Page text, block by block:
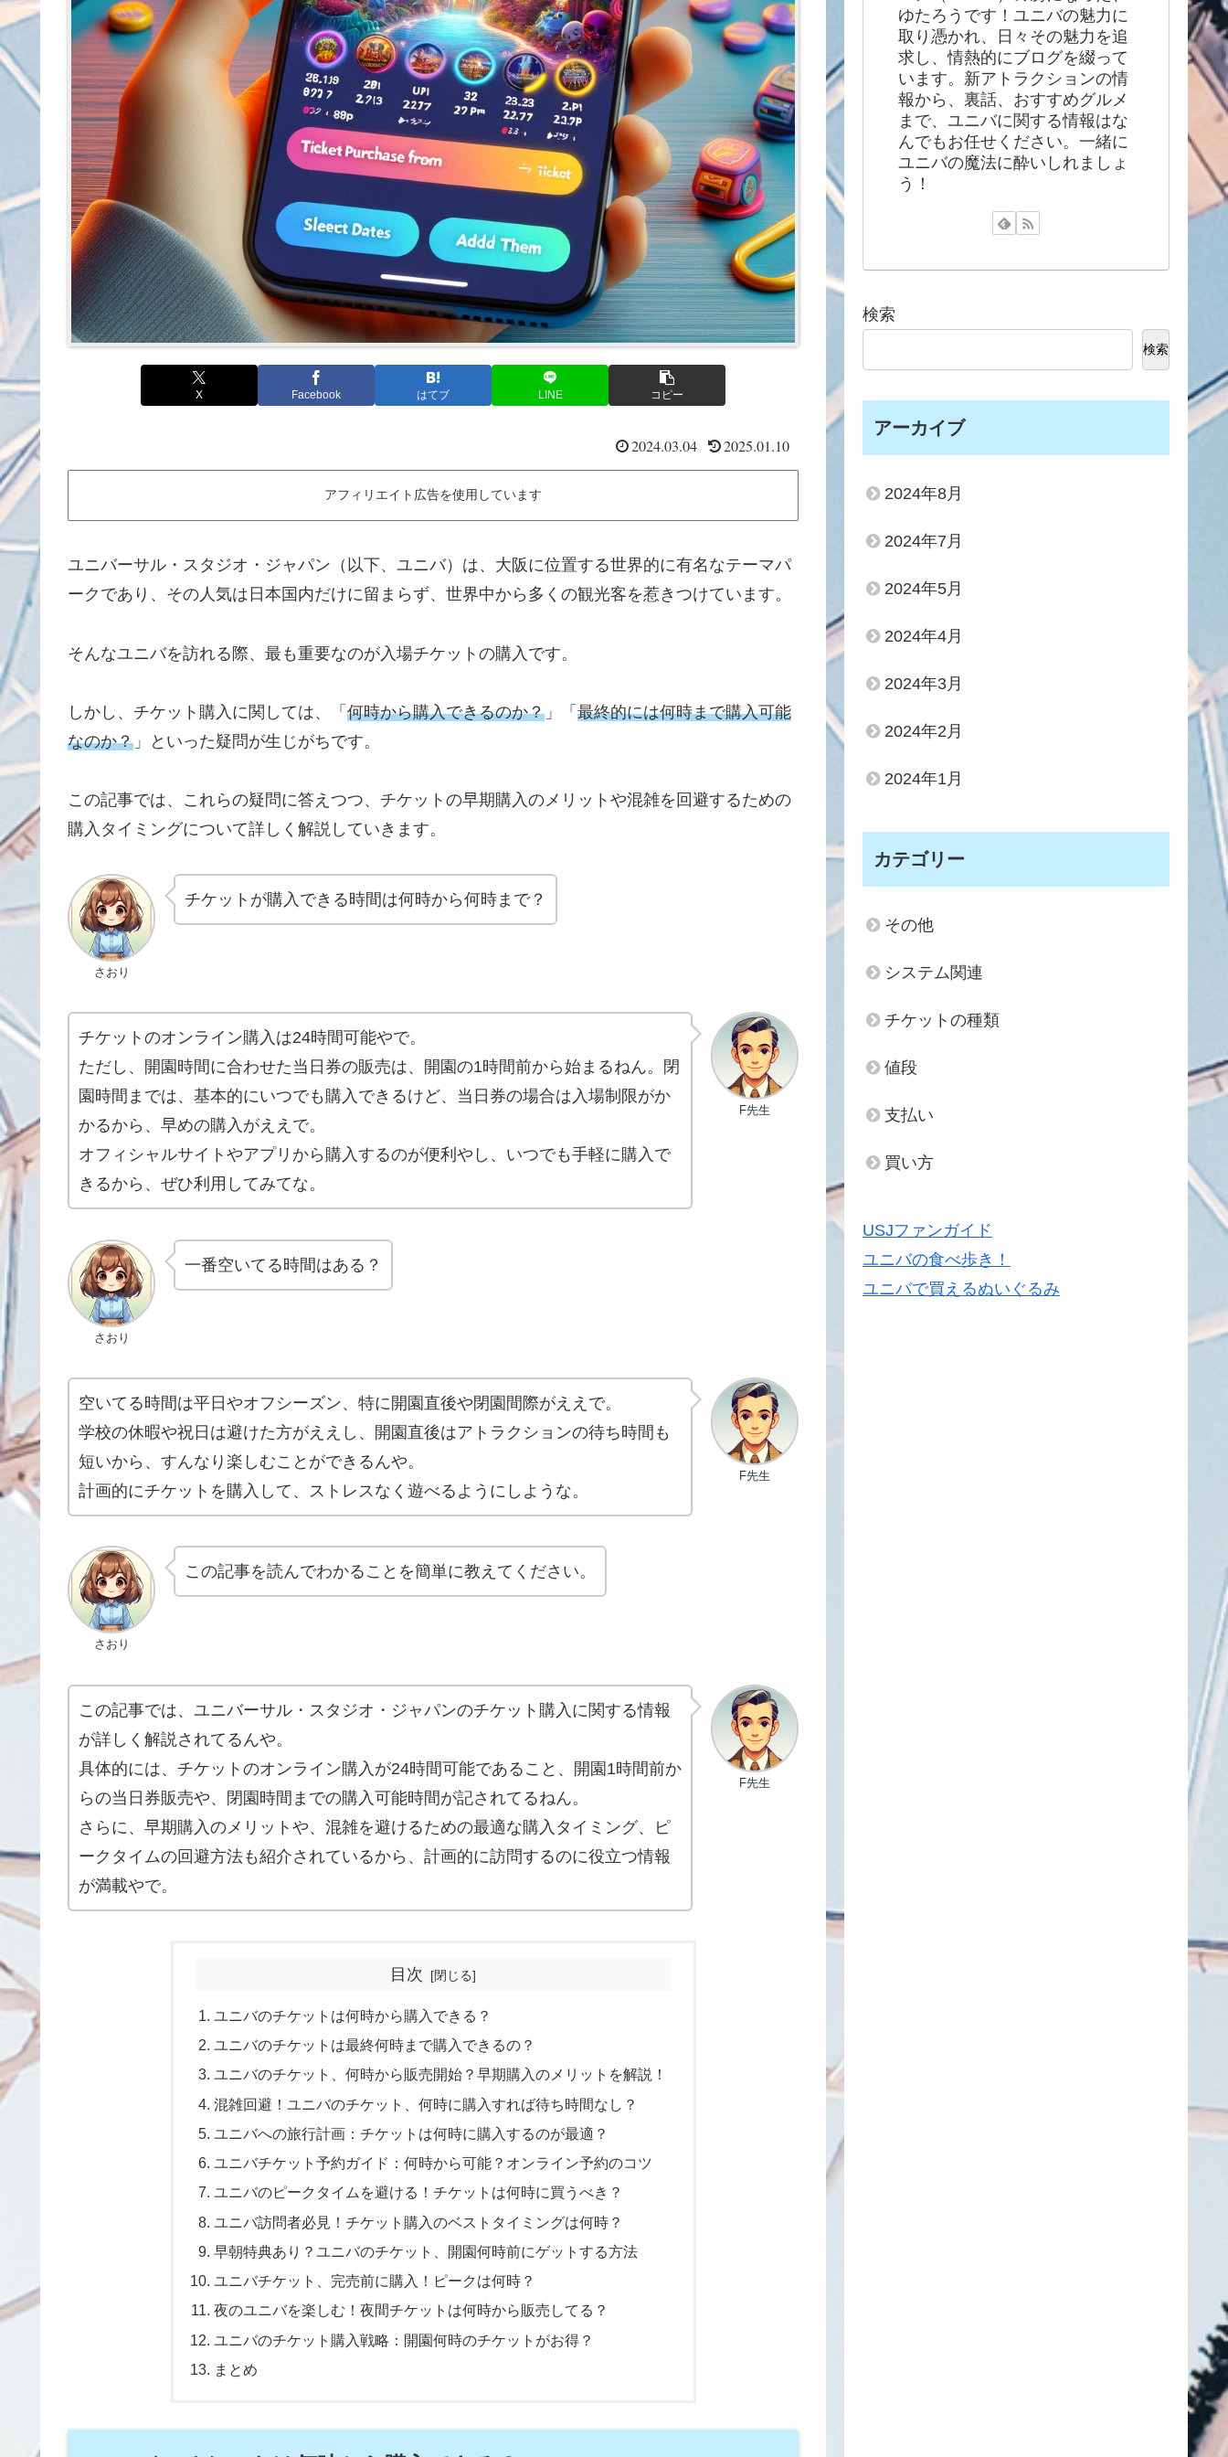
X Facebook はてブ LINE コピー
2024.03.04 2025.01.10
アフィリエイト広告を使用しています
ユニバーサル・スタジオ・ジャパン（以下、ユニバ）は、大阪に位置する世界的に有名なテーマパ
ークであり、その人気は日本国内だけに留まらず、世界中から多くの観光客を惹きつけています。
そんなユニバを訪れる際、最も重要なのが入場チケットの購入です。
しかし、チケット購入に関しては、「 何時から購入できるのか？ 」「 最終的には何時まで購入可能
なのか？ 」といった疑問が生じがちです。
この記事では、これらの疑問に答えつつ、チケットの早期購入のメリットや混雑を回避するための
購入タイミングについて詳しく解説していきます。
さおり
チケットが購入できる時間は何時から何時まで？
F先生
チケットのオンライン購入は24時間可能やで。
ただし、開園時間に合わせた当日券の販売は、開園の1時間前から始まるねん。閉
園時間までは、基本的にいつでも購入できるけど、当日券の場合は入場制限がか
かるから、早めの購入がええで。
オフィシャルサイトやアプリから購入するのが便利やし、いつでも手軽に購入で
きるから、ぜひ利用してみてな。
さおり
一番空いてる時間はある？
F先生
空いてる時間は平日やオフシーズン、特に開園直後や閉園間際がええで。
学校の休暇や祝日は避けた方がええし、開園直後はアトラクションの待ち時間も
短いから、すんなり楽しむことができるんや。
計画的にチケットを購入して、ストレスなく遊べるようにしような。
さおり
この記事を読んでわかることを簡単に教えてください。
F先生
この記事では、ユニバーサル・スタジオ・ジャパンのチケット購入に関する情報
が詳しく解説されてるんや。
具体的には、チケットのオンライン購入が24時間可能であること、開園1時間前か
らの当日券販売や、閉園時間までの購入可能時間が記されてるねん。
さらに、早期購入のメリットや、混雑を避けるための最適な購入タイミング、ピ
ークタイムの回避方法も紹介されているから、計画的に訪問するのに役立つ情報
が満載やで。
目次
ユニバのチケットは何時から購入できる？
ユニバのチケットは最終何時まで購入できるの？
ユニバのチケット、何時から販売開始？早期購入のメリットを解説！
混雑回避！ユニバのチケット、何時に購入すれば待ち時間なし？
ユニバへの旅行計画：チケットは何時に購入するのが最適？
ユニバチケット予約ガイド：何時から可能？オンライン予約のコツ
ユニバのピークタイムを避ける！チケットは何時に買うべき？
ユニバ訪問者必見！チケット購入のベストタイミングは何時？
早朝特典あり？ユニバのチケット、開園何時前にゲットする方法
ユニバチケット、完売前に購入！ピークは何時？
夜のユニバを楽しむ！夜間チケットは何時から販売してる？
ユニバのチケット購入戦略：開園何時のチケットがお得？
まとめ
ゆたろうです！ユニバの魅力に
取り憑かれ、日々その魅力を追
求し、情熱的にブログを綴って
います。新アトラクションの情
報から、裏話、おすすめグルメ
まで、ユニバに関する情報はな
んでもお任せください。一緒に
ユニバの魔法に酔いしれましょ
う！
検索
検索
アーカイブ
2024年8月
2024年7月
2024年5月
2024年4月
2024年3月
2024年2月
2024年1月
カテゴリー
その他
システム関連
チケットの種類
値段
支払い
買い方
USJファンガイド
ユニバの食べ歩き！
ユニバで買えるぬいぐるみ